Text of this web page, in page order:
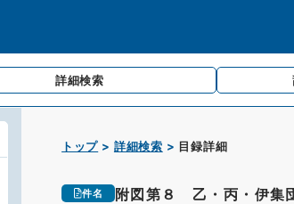
詳細検索
トップ 詳細検索 目録詳細
件名 附図第８ 乙・丙・伊集